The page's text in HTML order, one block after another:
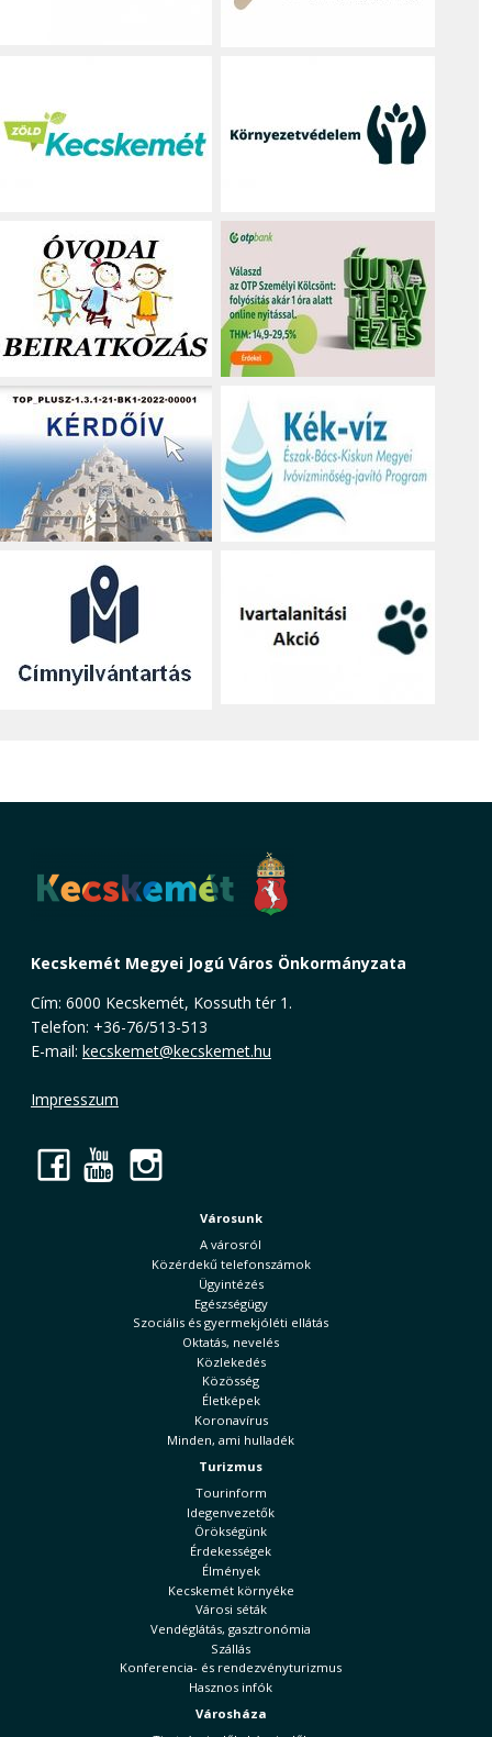
Kecskemét Megyei Jogú Város Önkormányzata
Cím: 6000 Kecskemét, Kossuth tér 1.
Telefon: +36-76/513-513
E-mail: kecskemet@kecskemet.hu
Impresszum
Facebook
YouTube
Városunk
A városról
Közérdekű telefonszámok
Ügyintézés
Egészségügy
Szociális és gyermekjóléti ellátás
Oktatás, nevelés
Közlekedés
Közösség
Életképek
Koronavírus
Minden, ami hulladék
Turizmus
Tourinform
Idegenvezetők
Örökségünk
Érdekességek
Élmények
Kecskemét környéke
Városi séták
Vendéglátás, gasztronómia
Szállás
Konferencia- és rendezvényturizmus
Hasznos infók
Városháza